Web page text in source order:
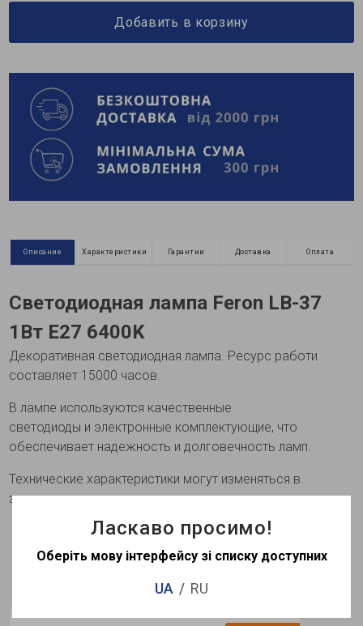
Добавить в корзину
Описание Характеристики Гарантии Доставка Оплата
Светодиодная лампа Feron LB-37
1Вт E27 6400K
Декоративная светодиодная лампа. Ресурс работи
составляет 15000 часов.
В лампе используются качественные
светодиоды и электронные комплектующие, что
обеспечивает надежность и долговечность ламп.
Технические характеристики могут изменяться в
зависимости от партии
Ласкаво просимо!
Оберіть мову інтерфейсу зі списку доступних
UA RU